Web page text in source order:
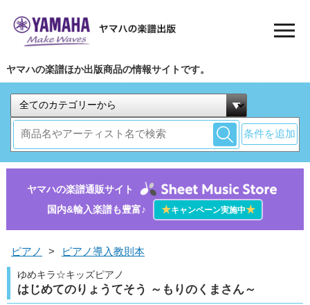
ヤマハの楽譜ほか出版商品の情報サイトです。
条件を追加
ヤマハの楽譜通販サイト
国内&輸入楽譜も豊富♪
★キャンペーン実施中★
ピアノ > ピアノ導入教則本
ゆめキラ☆キッズピアノ
はじめてのりょうてそう ～もりのくまさん～